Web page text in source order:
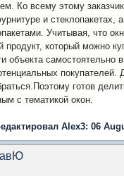
Ко всему этому
и стеклопакетах,
Учитывая, что
продукт, который можно
объекта самостоятельно
покупателей.
Поэтому готов
с тематикой окон.
Alex3: 06